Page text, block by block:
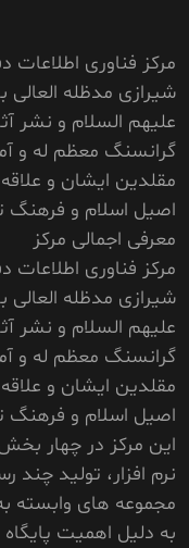
مرکز فناوری
شیرازی مدظله
علیهم السلام و نشر
گرانسنگ معظم له و
مقلدین ایشان و
اصیل اسلام و فرهنگ تشیع،
معرفی اجمالی مرکز
مرکز فناوری
شیرازی مدظله
علیهم السلام و نشر
گرانسنگ معظم له و
مقلدین ایشان و
این مرکز در چهار
نرم افزار، تولید چند
مجموعه های وابسته
به دلیل اهمیت